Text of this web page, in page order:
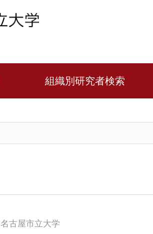
組織別研究者検索
名古屋市立大学